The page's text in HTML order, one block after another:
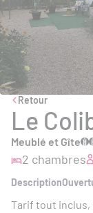
Retour
Le
Meublé et Gîte
2 chambres
Description
Tarif tout inclus,